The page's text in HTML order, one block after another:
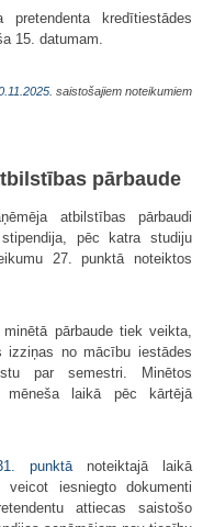
kredītiestādes
15. datumam.
saistošajiem noteikumiem
pārbaude
atbilstības pārbaudi
pēc katra studiju
27. punktā noteiktos
pārbaude tiek veikta,
izziņas no mācību iestādes
par semestri. Minētos
mēneša laikā pēc kārtējā
punktānoteiktajā laikā
iesniegto dokumenti
attiecas saistošo